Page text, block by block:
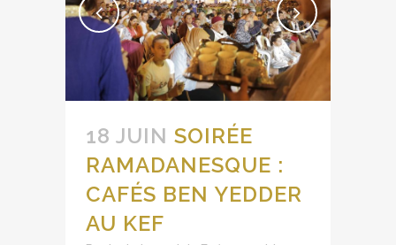
18 JUIN SOIRÉE
RAMADANESQUE :
CAFÉS BEN YEDDER
AU KEF